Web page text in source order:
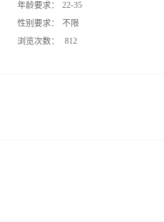
年龄要求：
22-35
性别要求：
不限
浏览次数：
812